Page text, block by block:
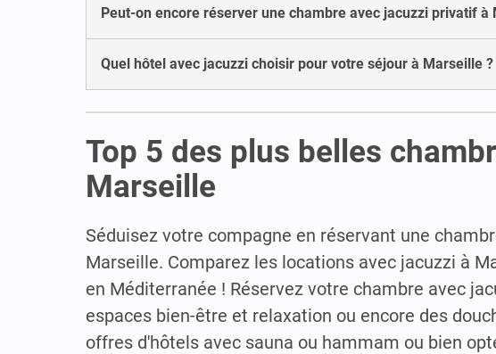
Peut-on encore réserver une chambre avec jacuzzi privatif à
Quel hôtel avec jacuzzi choisir pour votre séjour à Marseille ?
Top 5 des plus belles
Marseille
Séduisez votre compagne en réservant une
Marseille. Comparez les locations avec jacuzzi à
en Méditerranée ! Réservez votre chambre avec
espaces bien-être et relaxation ou encore des
offres d'hôtels avec sauna ou hammam ou bien